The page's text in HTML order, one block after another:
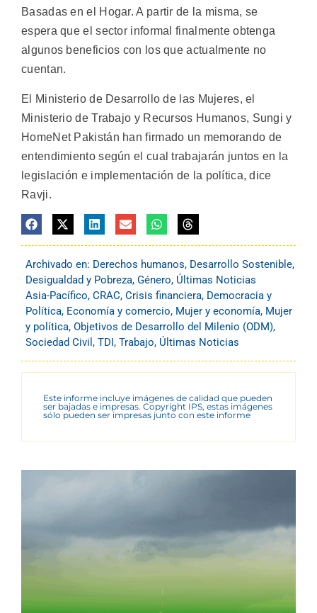
Basadas en el Hogar. A partir de la misma, se
espera que el sector informal finalmente obtenga
algunos beneficios con los que actualmente no
cuentan.
El Ministerio de Desarrollo de las Mujeres, el
Ministerio de Trabajo y Recursos Humanos, Sungi y
HomeNet Pakistán han firmado un memorando de
entendimiento según el cual trabajarán juntos en la
legislación e implementación de la política, dice
Ravji.
Archivado en: Derechos humanos, Desarrollo Sostenible,
Desigualdad y Pobreza, Género, Últimas Noticias
Asia-Pacífico, CRAC, Crisis financiera, Democracia y
Política, Economía y comercio, Mujer y economía, Mujer
y política, Objetivos de Desarrollo del Milenio (ODM),
Sociedad Civil , TDI , Trabajo, Últimas Noticias
Este informe incluye imágenes de calidad que pueden
ser bajadas e impresas. Copyright IPS, estas imágenes
sólo pueden ser impresas junto con este informe